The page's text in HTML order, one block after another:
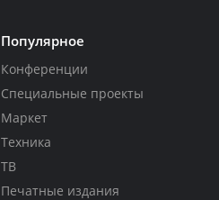
Популярное
Конференции
Специальные проекты
Маркет
Техника
ТВ
Печатные издания